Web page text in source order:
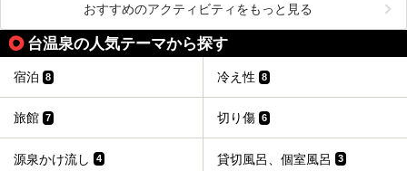
おすすめのアクティビティをもっと見る
台温泉の人気テーマから探す
宿泊 8 冷え性 8
旅館 7 切り傷 6
源泉かけ流し 4 貸切風呂、個室風呂 3